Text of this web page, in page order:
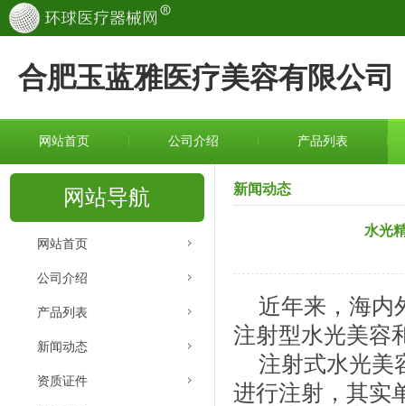
合肥玉蓝雅医疗美容有限公司
网站首页 公司介绍 产品列表
网站导航
网站首页
公司介绍
产品列表
新闻动态
资质证件
新闻动态
水光
近年来，海内
注射型水光美容
注射式水光美
进行注射，其实